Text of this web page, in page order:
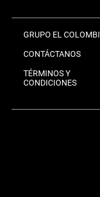
GRUPO EL
CONTÁCTANOS
TÉRMINOS Y
CONDICIONES